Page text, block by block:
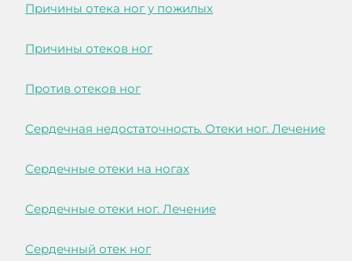
Причины отека ног у пожилых
Причины отеков ног
Против отеков ног
Сердечная недостаточность. Отеки ног. Лечение
Сердечные отеки на ногах
Сердечные отеки ног. Лечение
Сердечный отек ног